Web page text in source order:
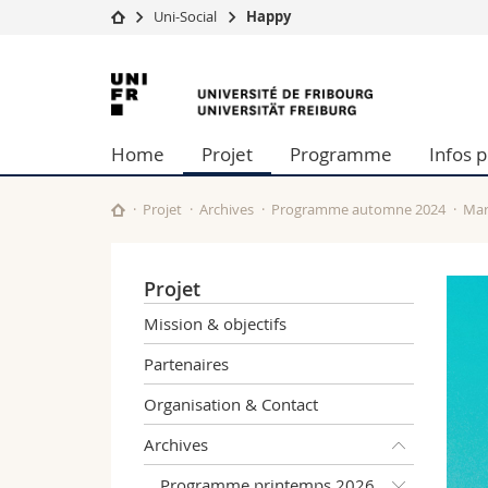
Université
Recherche
Université
Formation continue
Sciences
Lettres et
Sciences
Uni-Social Happy
Université
de
Fribourg
Home Projet Programme Infos
Projet Archives Programme automne 2024
Projet
Mission & objectifs
Partenaires
Organisation & Contact
Archives